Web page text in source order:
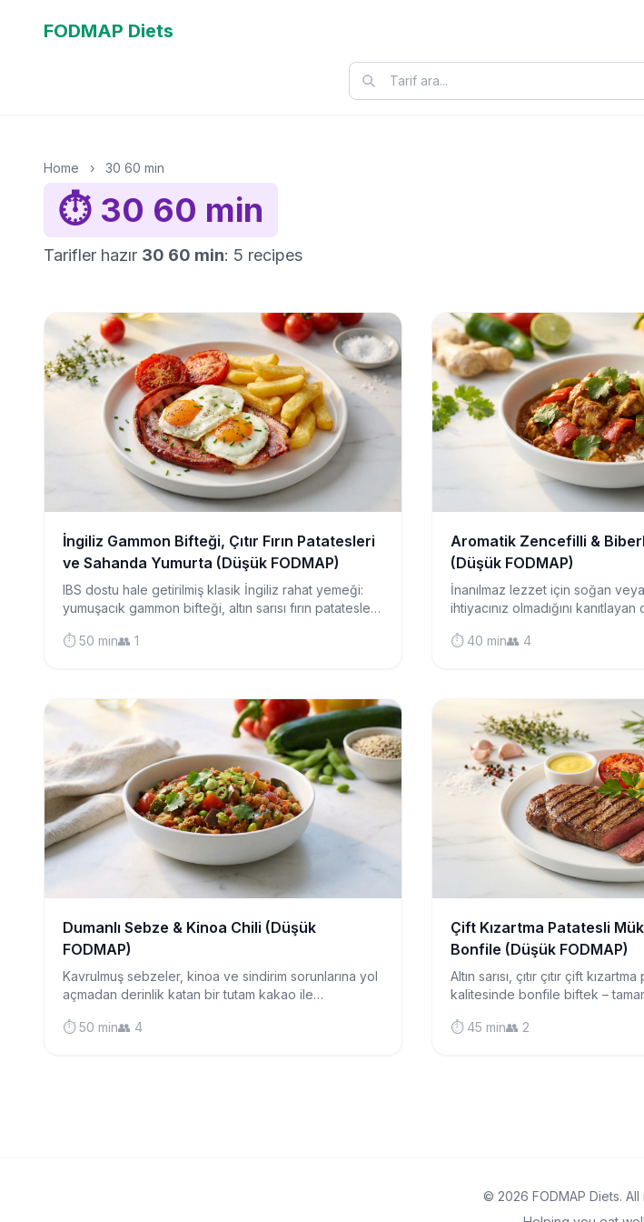
FODMAP Diets
Home › 30 60 min
⏱️ 30 60 min
Tarifler hazır 30 60 min: 5 recipes
İngiliz Gammon Bifteği, Çıtır Fırın Patatesleri
ve Sahanda Yumurta (Düşük FODMAP)
IBS dostu hale getirilmiş klasik İngiliz rahat yemeği:
yumuşacık gammon bifteği, altın sarısı fırın patatesleri,
domateslerle doyurucu bir öğün.
⏱️ 50 min👥 1
Aromatik Zencefilli &
(Düşük FODMAP)
İnanılmaz lezzet için soğan
ihtiyacınız olmadığını
sürede hazır.
⏱️ 40 min👥 4
Dumanlı Sebze & Kinoa Chili (Düşük
FODMAP)
Kavrulmuş sebzeler, kinoa ve sindirim sorunlarına yol
açmadan derinlik katan bir tutam kakao ile
vegan chili.
⏱️ 50 min👥 4
Çift Kızartma Patatesli
Bonfile (Düşük FODMAP)
Altın sarısı, çıtır çıtır çift
kalitesinde bonfile biftek –
yemeği.
⏱️ 45 min👥 2
© 2026 FODMAP Diets.